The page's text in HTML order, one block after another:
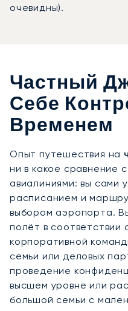
очевидны).
Частный
Себе
Временем
Опыт путешествия на
ни в какое сравнение
авиалиниями: вы сами
расписанием и
выбором аэропорта.
полёт в
корпоративной
семьи или деловых
проведение
высшем уровне или
большой семьи с